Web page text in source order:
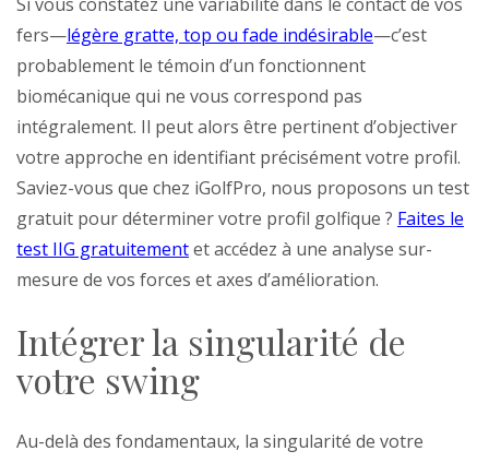
fers—légère gratte, top ou fade indésirable—c’est
probablement le témoin d’un fonctionnent
biomécanique qui ne vous correspond pas
intégralement. Il peut alors être pertinent d’objectiver
votre approche en identifiant précisément votre profil.
Saviez-vous que chez iGolfPro, nous proposons un test
gratuit pour déterminer votre profil golfique ? Faites le
test IIG gratuitementet accédez à une analyse sur-
mesure de vos forces et axes d’amélioration.
Intégrer la singularité de
votre swing
Au-delà des fondamentaux, la singularité de votre